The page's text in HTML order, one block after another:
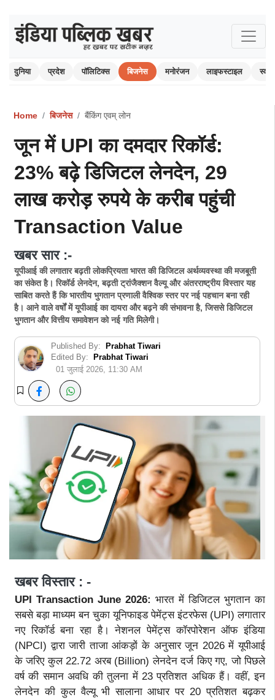
दुनिया प्रदेश पॉलिटिक्स बिजनेस मनोरंजन लाइफस्टाइल
Home बिजनेस बैंकिंग एवम् लोन
जून में UPI का दमदार रिकॉर्ड:
23% बढ़े डिजिटल लेनदेन, 29
लाख करोड़ रुपये के करीब पहुंची
Transaction Value
खबर सार :-
यूपीआई की लगातार बढ़ती लोकप्रियता भारत की डिजिटल अर्थव्यवस्था की मजबूती
का संकेत है। रिकॉर्ड लेनदेन, बढ़ती ट्रांजैक्शन वैल्यू और अंतरराष्ट्रीय विस्तार यह
साबित करते हैं कि भारतीय भुगतान प्रणाली वैश्विक स्तर पर नई पहचान बना रही
है। आने वाले वर्षों में यूपीआई का दायरा और बढ़ने की संभावना है, जिससे डिजिटल
भुगतान और वित्तीय समावेशन को नई गति मिलेगी।
Published By:
Prabhat Tiwari
Edited By:
Prabhat Tiwari
01 जुलाई 2026, 11:30 AM
खबर विस्तार : -
UPI Transaction June 2026: भारत में डिजिटल भुगतान का
सबसे बड़ा माध्यम बन चुका यूनिफाइड पेमेंट्स इंटरफेस (UPI) लगातार
नए रिकॉर्ड बना रहा है। नेशनल पेमेंट्स कॉरपोरेशन ऑफ इंडिया
(NPCI) द्वारा जारी ताजा आंकड़ों के अनुसार जून 2026 में यूपीआई
के जरिए कुल 22.72 अरब (Billion) लेनदेन दर्ज किए गए, जो पिछले
वर्ष की समान अवधि की तुलना में 23 प्रतिशत अधिक हैं। वहीं, इन
लेनदेन की कुल वैल्यू भी सालाना आधार पर 20 प्रतिशत बढ़कर